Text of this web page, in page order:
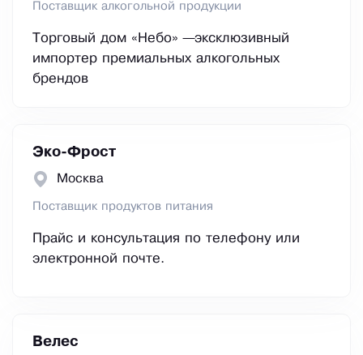
Поставщик алкогольной продукции
Торговый дом «Небо» —эксклюзивный
импортер премиальных алкогольных
брендов
Эко-Фрост
Москва
Поставщик продуктов питания
Прайс и консультация по телефону или
электронной почте.
Велес